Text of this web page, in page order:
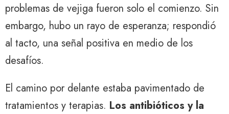
problemas de vejiga fueron solo el comienzo. Sin
embargo, hubo un rayo de esperanza; respondió
al tacto, una señal positiva en medio de los
desafíos.
El camino por delante estaba pavimentado de
tratamientos y terapias. Los antibióticos y la